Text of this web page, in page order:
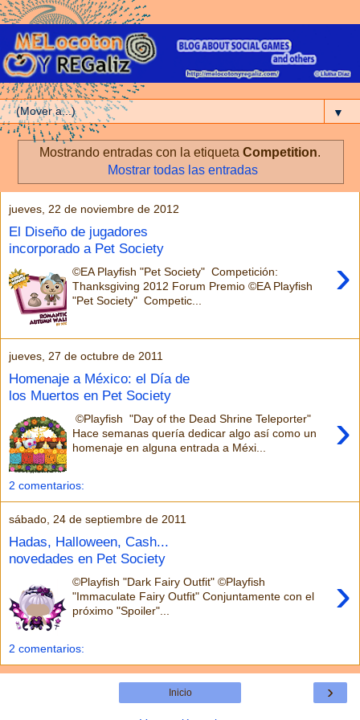
▼
Mostrando entradas con la etiqueta Competition.
Mostrar todas las entradas
jueves, 22 de noviembre de 2012
El Diseño de jugadores
incorporado a Pet Society
›
©EA Playfish "Pet Society" Competición:
Thanksgiving 2012 Forum Premio ©EA Playfish
"Pet Society" Competic...
jueves, 27 de octubre de 2011
Homenaje a México: el Día de
los Muertos en Pet Society
›
©Playfish "Day of the Dead Shrine Teleporter"
Hace semanas quería dedicar algo así como un
homenaje en alguna entrada a Méxi...
2 comentarios:
sábado, 24 de septiembre de 2011
Hadas, Halloween, Cash...
novedades en Pet Society
›
©Playfish "Dark Fairy Outfit" ©Playfish
"Immaculate Fairy Outfit" Conjuntamente con el
próximo "Spoiler"...
2 comentarios:
›
Inicio